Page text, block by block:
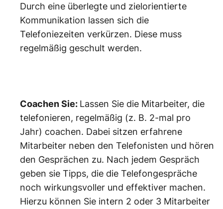
Durch eine überlegte und zielorientierte
Kommunikation lassen sich die
Telefoniezeiten verkürzen. Diese muss
regelmäßig geschult werden.
Coachen Sie: Lassen Sie die Mitarbeiter, die
telefonieren, regelmäßig (z. B. 2-mal pro
Jahr) coachen. Dabei sitzen erfahrene
Mitarbeiter neben den Telefonisten und hören
den Gesprächen zu. Nach jedem Gespräch
geben sie Tipps, die die Telefongespräche
noch wirkungsvoller und effektiver machen.
Hierzu können Sie intern 2 oder 3 Mitarbeiter